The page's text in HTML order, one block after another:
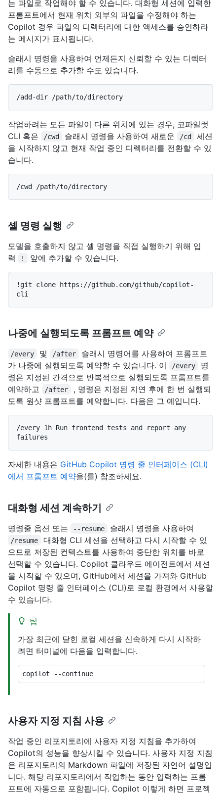
는 파일로 작업해야 할 수 있습니다. 대화형 세션에 입력한
프롬프트에서 현재 위치 외부의 파일을 수정해야 하는
Copilot 경우 파일의 디렉터리에 대한 액세스를 승인하라
는 메시지가 표시됩니다.
슬래시 명령을 사용하여 언제든지 신뢰할 수 있는 디렉터
리를 수동으로 추가할 수도 있습니다.
작업하려는 모든 파일이 다른 위치에 있는 경우, 코파일럿
CLI 혹은
/cwd 슬래시 명령을 사용하여 새로운 /cd
세션
을 시작하지 않고 현재 작업 중인 디렉터리를 전환할 수 있
습니다.
셸 명령 실행
모델을 호출하지 않고 셸 명령을 직접 실행하기 위해 입
력
! 앞에 추가할 수 있습니다.
!git clone https://github.com/github/copilot-
나중에 실행되도록 프롬프트 예약
/every 및 /after
슬래시 명령어를 사용하여 프롬프트
가 나중에 실행되도록 예약할 수 있습니다. 이
/every
명
령은 지정된 간격으로 반복적으로 실행되도록 프롬프트를
예약하고
/after
, 명령은 지정된 지연 후에 한 번 실행되
도록 원샷 프롬프트를 예약합니다. 다음은 그 예입니다.
/every 1h Run frontend tests and report any
자세한 내용은 GitHub Copilot 명령 줄 인터페이스 (CLI)
에서 프롬프트 예약을(를) 참조하세요.
대화형 세션 계속하기
명령줄 옵션 또는 --resume 슬래시 명령을 사용하여
/resume
대화형 CLI 세션을 선택하고 다시 시작할 수 있
으므로 저장된 컨텍스트를 사용하여 중단한 위치를 바로
선택할 수 있습니다. Copilot 클라우드 에이전트에서 세션
을 시작할 수 있으며, GitHub에서 세션을 가져와 GitHub
Copilot 명령 줄 인터페이스 (CLI)로 로컬 환경에서 사용할
수 있습니다.
팁
가장 최근에 닫힌 로컬 세션을 신속하게 다시 시작하
려면 터미널에 다음을 입력합니다.
사용자 지정 지침 사용
작업 중인 리포지토리에 사용자 지정 지침을 추가하여
Copilot의 성능을 향상시킬 수 있습니다. 사용자 지정 지침
은 리포지토리의 Markdown 파일에 저장된 자연어 설명입
니다. 해당 리포지토리에서 작업하는 동안 입력하는 프롬
프트에 자동으로 포함됩니다. Copilot 이렇게 하면 프로젝